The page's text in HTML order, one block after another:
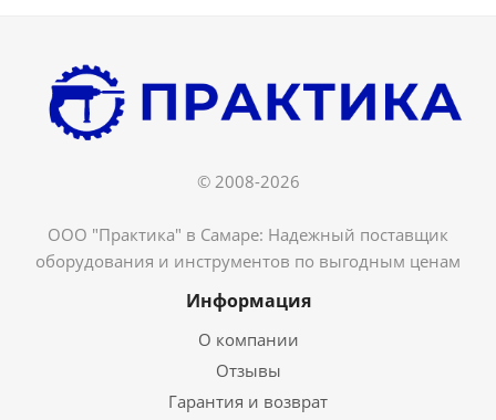
© 2008-2026
ООО "Практика" в Самаре: Надежный поставщик
оборудования и инструментов по выгодным ценам
Информация
О компании
Отзывы
Гарантия и возврат